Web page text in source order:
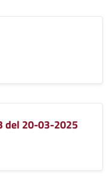
del 20-03-2025